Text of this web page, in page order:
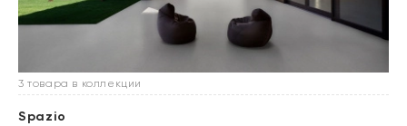
3 товара в коллекции
Spazio